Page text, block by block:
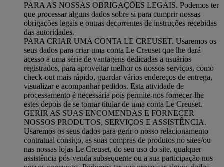
PARA AS NOSSAS OBRIGAÇÕES LEGAIS. Podemos ter
que processar alguns dados sobre si para cumprir nossas
obrigações legais e outras decorrentes de instruções recebidas
das autoridades.
PARA CRIAR UMA CONTA LE CREUSET. Usaremos os
seus dados para criar uma conta Le Creuset que lhe dará
acesso a uma série de vantagens dedicadas a usuários
registrados, para aproveitar melhor os nossos serviços, como
check-out mais rápido, guardar vários endereços de entrega,
visualizar e acompanhar pedidos. Esta atividade de
processamento é necessária pois permite-nos fornecer-lhe
estes depois de se tornar titular de uma conta Le Creuset.
GERIR AS SUAS ENCOMENDAS E FORNECER
NOSSOS PRODUTOS, SERVIÇOS E ASSISTÊNCIA.
Usaremos os seus dados para gerir o nosso relacionamento
contratual consigo, as suas compras de produtos no sitee/ou
nas nossas lojas Le Creuset, do seu uso do site, qualquer
assistência pós-venda subsequente ou a sua participação nos